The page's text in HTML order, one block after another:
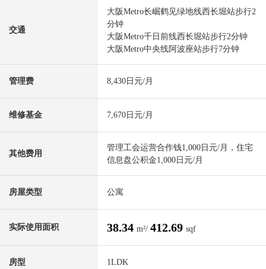
交通
大阪Metro长崛鹤见绿地线西长堀站步行2
分钟
大阪Metro千日前线西长堀站步行2分钟
大阪Metro中央线阿波座站步行7分钟
管理费 8,430日元/月
维修基金 7,670日元/月
其他费用
管理工会运营合作钱1,000日元/月，住宅
信息盘公积金1,000日元/月
房屋类型 公寓
实际使用面积 38.34 m²/ 412.69 sqf
房型 1LDK